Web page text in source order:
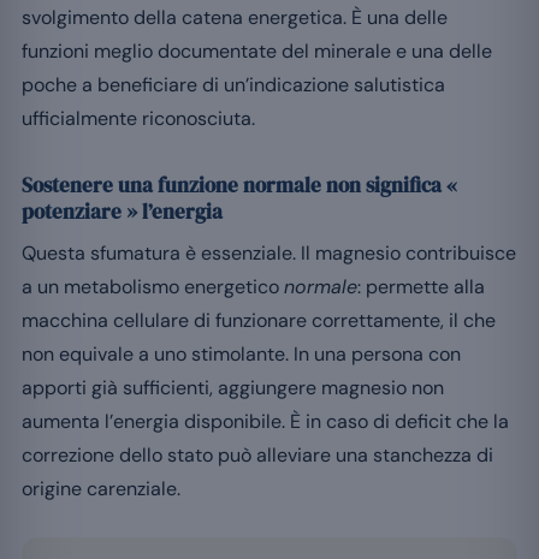
svolgimento della catena energetica. È una delle
funzioni meglio documentate del minerale e una delle
poche a beneficiare di un’indicazione salutistica
ufficialmente riconosciuta.
Sostenere una funzione normale non significa «
potenziare » l’energia
Questa sfumatura è essenziale. Il magnesio contribuisce
a un metabolismo energeticonormale: permette alla
macchina cellulare di funzionare correttamente, il che
non equivale a uno stimolante. In una persona con
apporti già sufficienti, aggiungere magnesio non
aumenta l’energia disponibile. È in caso di deficit che la
correzione dello stato può alleviare una stanchezza di
origine carenziale.